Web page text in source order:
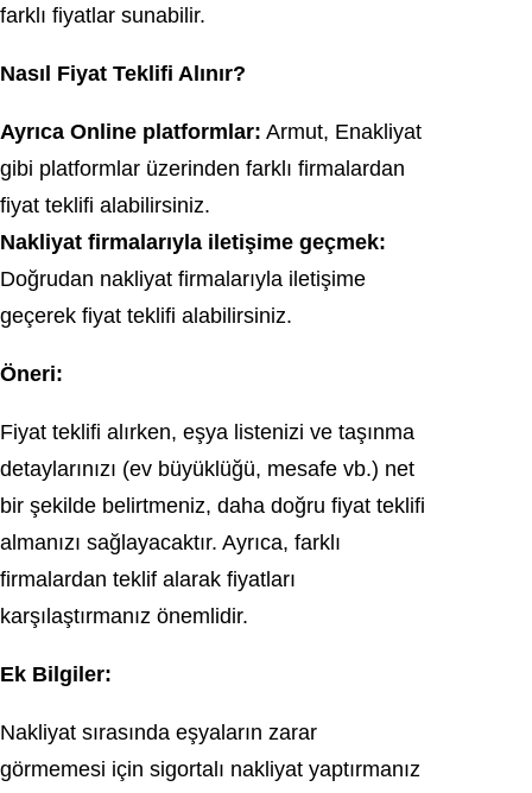
farklı fiyatlar sunabilir.
Nasıl Fiyat Teklifi Alınır?
Ayrıca Online platformlar: Armut, Enakliyat
gibi platformlar üzerinden farklı firmalardan
fiyat teklifi alabilirsiniz.
Nakliyat firmalarıyla iletişime geçmek:
Doğrudan nakliyat firmalarıyla iletişime
geçerek fiyat teklifi alabilirsiniz.
Öneri:
Fiyat teklifi alırken, eşya listenizi ve taşınma
detaylarınızı (ev büyüklüğü, mesafe vb.) net
bir şekilde belirtmeniz, daha doğru fiyat teklifi
almanızı sağlayacaktır. Ayrıca, farklı
firmalardan teklif alarak fiyatları
karşılaştırmanız önemlidir.
Ek Bilgiler:
Nakliyat sırasında eşyaların zarar
görmemesi için sigortalı nakliyat yaptırmanız